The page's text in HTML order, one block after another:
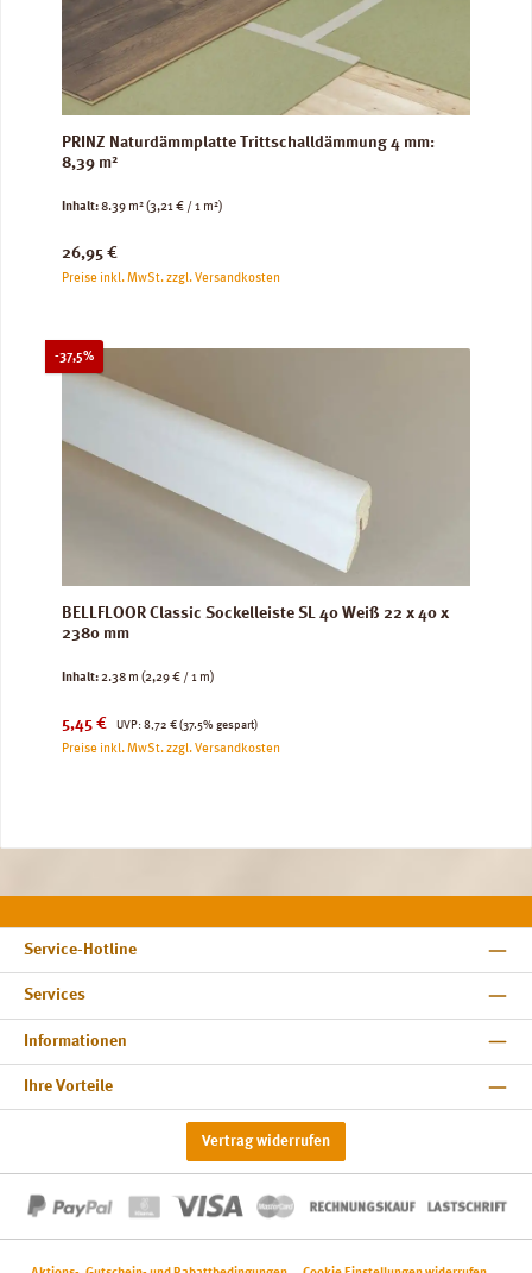
PRINZ Naturdämmplatte Trittschalldämmung 4 mm:
8,39 m²
Inhalt:8.39 m²(3,21 € / 1 m²)
Regulärer Preis:
26,95 €
Preise inkl. MwSt. zzgl. Versandkosten
-37,5%Rabatt
BELLFLOOR Classic Sockelleiste SL 40 Weiß 22 x 40 x
2380 mm
Inhalt:2.38 m (2,29 € / 1 m)
Verkaufspreis:
5,45 € UVP:
Regulärer Preis:
8,72 € (37.5% gespart)
Preise inkl. MwSt. zzgl. Versandkosten
Service-Hotline
Services
Informationen
Ihre Vorteile
Vertrag widerrufen